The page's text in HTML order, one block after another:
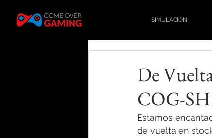
SIMULACIÓN
De
COG-
Estamos
de vuelta en